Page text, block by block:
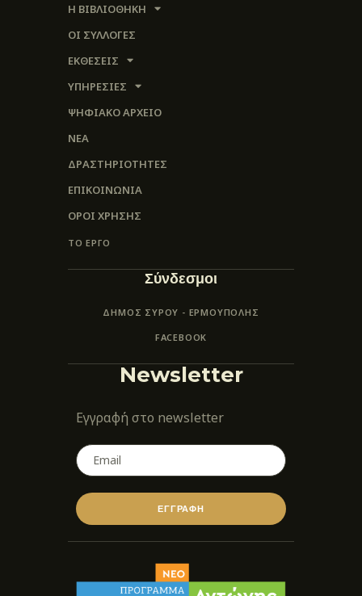
Η ΒΙΒΛΙΟΘΗΚΗ
ΟΙ ΣΥΛΛΟΓΈΣ
ΕΚΘΕΣΕΙΣ
ΥΠΗΡΕΣΙΕΣ
ΨΗΦΙΑΚΌ ΑΡΧΕΊΟ
ΝΕΑ
ΔΡΑΣΤΗΡΙΟΤΗΤΕΣ
ΕΠΙΚΟΙΝΩΝΊΑ
ΌΡΟΙ ΧΡΉΣΗΣ
ΤΟ ΕΡΓΟ
Σύνδεσμοι
ΔΗΜΟΣ ΣΥΡΟΥ - ΕΡΜΟΎΠΟΛΗΣ
FACEBOOK
Newsletter
Εγγραφή στο newsletter
ΕΓΓΡΑΦΗ